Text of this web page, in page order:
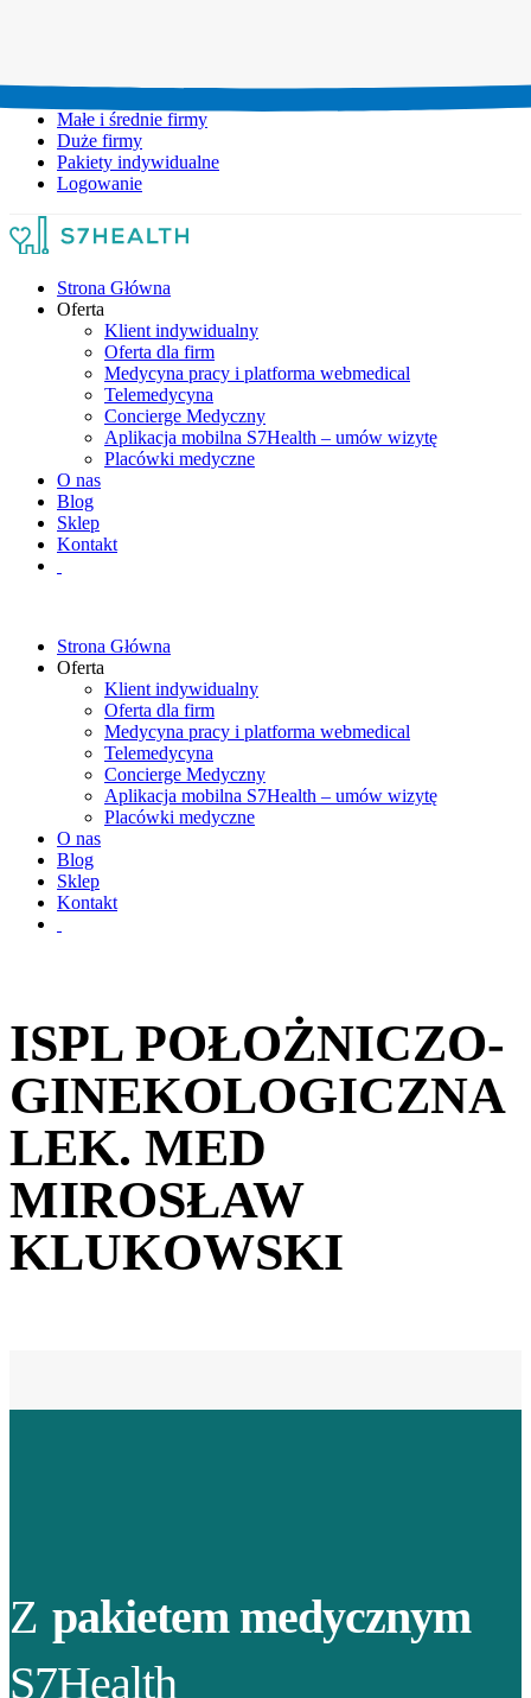
Małe i średnie firmy
Duże firmy
Pakiety indywidualne
Logowanie
Strona Główna
Oferta
Klient indywidualny
Oferta dla firm
Medycyna pracy i platforma webmedical
Telemedycyna
Concierge Medyczny
Aplikacja mobilna S7Health – umów wizytę
Placówki medyczne
O nas
Blog
Sklep
Kontakt
Strona Główna
Oferta
Klient indywidualny
Oferta dla firm
Medycyna pracy i platforma webmedical
Telemedycyna
Concierge Medyczny
Aplikacja mobilna S7Health – umów wizytę
Placówki medyczne
O nas
Blog
Sklep
Kontakt
ISPL POŁOŻNICZO-
GINEKOLOGICZNA
LEK. MED
MIROSŁAW
KLUKOWSKI
Z pakietem medycznym
S7Health